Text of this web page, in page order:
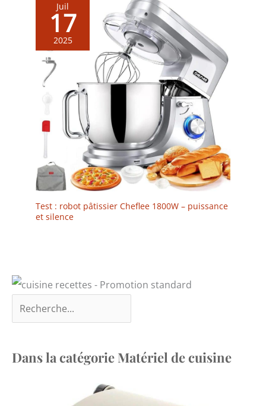
Juil
17
2025
Test : robot pâtissier Cheflee 1800W – puissance
et silence
Dans la catégorie Matériel de cuisine